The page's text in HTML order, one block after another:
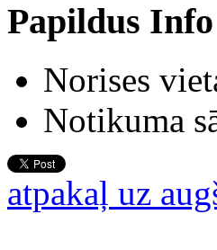
Papildus Info
Norises
Notikuma
atpakaļ uz